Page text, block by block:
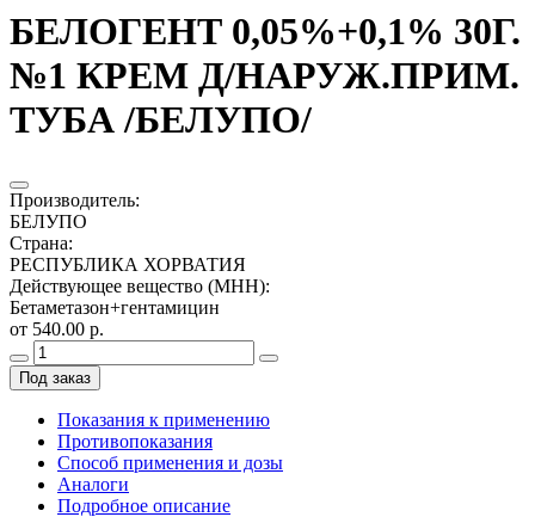
БЕЛОГЕНТ 0,05%+0,1% 30Г.
№1 КРЕМ Д/НАРУЖ.ПРИМ.
ТУБА /БЕЛУПО/
Производитель:
БЕЛУПО
Страна:
РЕСПУБЛИКА ХОРВАТИЯ
Действующее вещество (МНН):
Бетаметазон+гентамицин
от 540.00 р.
Под заказ
Показания к применению
Противопоказания
Способ применения и дозы
Аналоги
Подробное описание